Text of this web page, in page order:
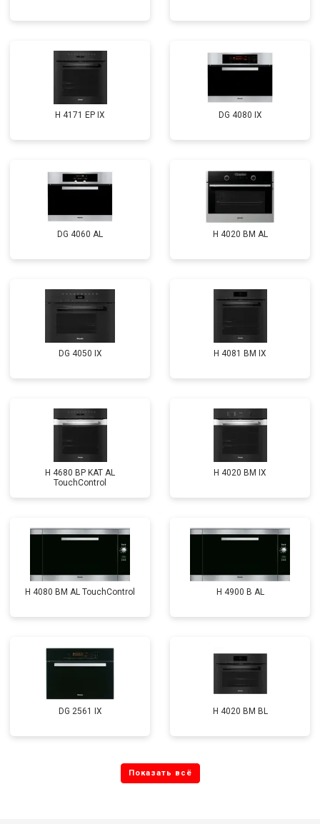
H 4171 EP IX DG 4080 IX
DG 4060 AL H 4020 BM AL
DG 4050 IX H 4081 ВМ IX
H 4680 BP KAT AL
TouchControl
H 4020 BM IX
H 4080 BM AL TouchControl H 4900 B AL
DG 2561 IX H 4020 BM BL